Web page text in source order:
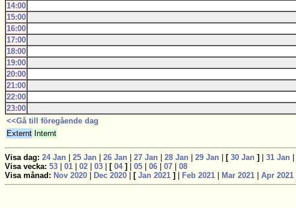
14:00
15:00
16:00
17:00
18:00
19:00
20:00
21:00
22:00
23:00
<<Gå till föregående dag
Externt Internt
Visa dag: 24 Jan 25 Jan 26 Jan 27 Jan 28 Jan 29 Jan [ 30 Jan ] 31 Jan
Visa vecka: 53 01 02 03 [ 04] 05 06 07
08
Visa månad: Nov 2020 Dec 2020 [ Jan 2021 ] Feb 2021 Mar 2021 Apr 2021